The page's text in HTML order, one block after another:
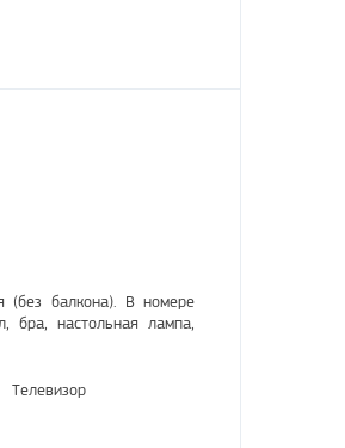
(без балкона). В номере
бра, настольная лампа,
Телевизор